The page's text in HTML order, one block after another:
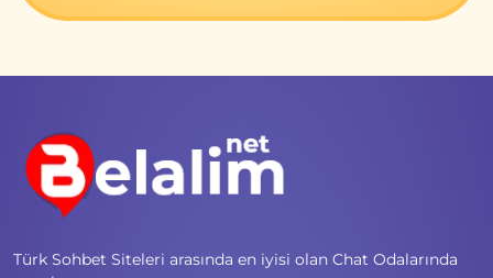
Türk Sohbet Siteleri arasında en iyisi olan Chat Odalarında